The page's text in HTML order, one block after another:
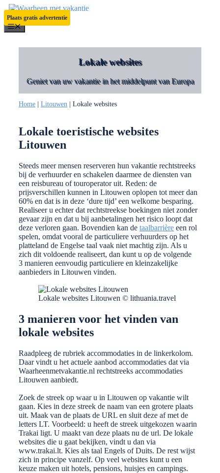
Ga
naar
de
inhoud
Plaats gratis advertentie
Menu
Lokale websites
Geniet van uw vakantie in het middelpunt van Europa
Home Litouwen Lokale websites
Lokale toeristische websites
Litouwen
Steeds meer mensen reserveren hun vakantie rechtstreeks
bij de verhuurder en schakelen daarmee de diensten van
een reisbureau of touroperator uit. Reden: de
prijsverschillen kunnen in Litouwen oplopen tot meer dan
60% en dat is in deze ‘dure tijd’ een welkome besparing.
Realiseer u echter dat rechtstreekse boekingen niet zonder
gevaar zijn en dat u bij aanbetalingen het risico loopt dat
deze verloren gaan. Bovendien kan de taalbarrière een rol
spelen, omdat vooral de particuliere verhuurders op het
platteland de Engelse taal vaak niet machtig zijn. Als u
zich dit voldoende realiseert, dan kunt u op de volgende
3 manieren eenvoudig particuliere en kleinzakelijke
aanbieders in Litouwen vinden.
Lokale websites Litouwen © lithuania.travel
3 manieren voor het vinden van
lokale websites
Raadpleeg de rubriek accommodaties in de linkerkolom.
Daar vindt u het actuele aanbod accommodaties dat via
Waarheenmetvakantie.nl rechtstreeks accommodaties
Litouwen aanbiedt.
Zoek de streek op waar u in Litouwen op vakantie wilt
gaan. Kies in deze streek de naam van een grotere plaats
uit. Maak van de plaats de URL en sluit deze af met de
letters LT. Voorbeeld: u heeft de streek uitgekozen waarin
Trakai ligt. U maakt van deze plaats nu de url. De lokale
websites die u gaat bekijken, vindt u dan via
www.trakai.lt. Kies als taal Engels of Duits. De rest wijst
zich in principe vanzelf. Op veel websites kunt u een
keuze maken uit hotels, pensions, huisjes en campings.